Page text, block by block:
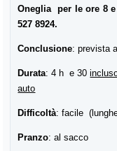
Oneglia per le ore 8
527 8924.
Conclusione: prevista
Durata: 4 h e 30
auto
Difficoltà: facile
Pranzo: al sacco